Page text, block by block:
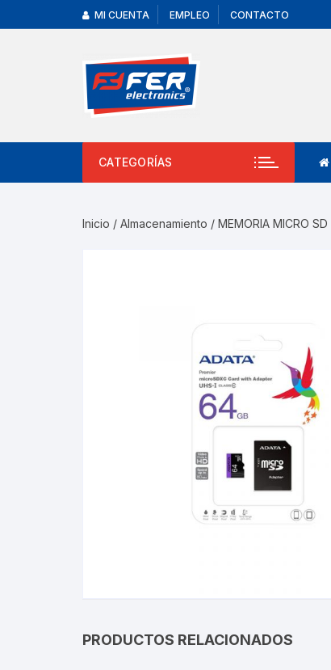
MI CUENTA EMPLEO CONTACTO
CATEGORÍAS
Inicio / Almacenamiento / MEMORIA MICRO
PRODUCTOS RELACIONADOS